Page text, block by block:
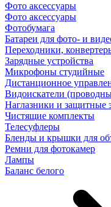
Фото аксессуары
Фото аксессуары
Фотобумага
Батареи для фото- и
Переходники,
Зарядные устройства
Микрофоны студийные
Дистанционное
Видоискатели
Наглазники и защитные
Чистящие комплекты
Телесуфлеры
Бленды и крышки для
Ремни для фотокамер
Лампы
Баланс белого